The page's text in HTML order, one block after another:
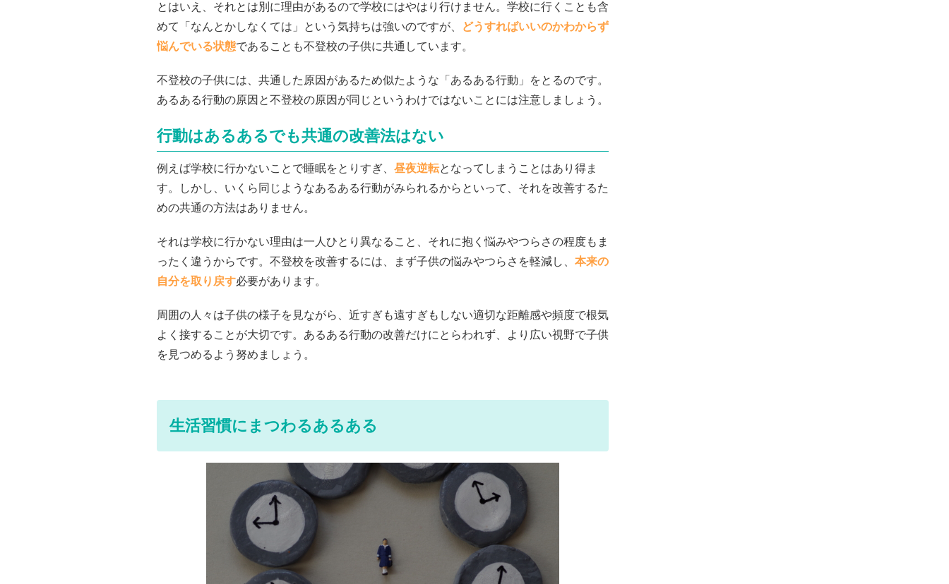
とはいえ、それとは別に理由があるので学校にはやはり行けません。学校に行くことも含
めて「なんとかしなくては」という気持ちは強いのですが、
どうすればいいのかわからず
悩んでいる状態であることも不登校の子供に共通しています。
不登校の子供には、共通した原因があるため似たような「あるある行動」をとるのです。
あるある行動の原因と不登校の原因が同じというわけではないことには注意しましょう。
行動はあるあるでも共通の改善法はない
例えば学校に行かないことで睡眠をとりすぎ、 昼夜逆転となってしまうことはあり得ま
す。しかし、いくら同じようなあるある行動がみられるからといって、それを改善するた
めの共通の方法はありません。
それは学校に行かない理由は一人ひとり異なること、それに抱く悩みやつらさの程度もま
ったく違うからです。不登校を改善するには、まず子供の悩みやつらさを軽減し、 本来の
自分を取り戻す必要があります。
周囲の人々は子供の様子を見ながら、近すぎも遠すぎもしない適切な距離感や頻度で根気
よく接することが大切です。あるある行動の改善だけにとらわれず、より広い視野で子供
を見つめるよう努めましょう。
生活習慣にまつわるあるある